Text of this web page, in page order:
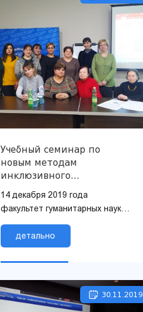
Учебный семинар по
новым методам
инклюзивного
преподавания и обучения
14 декабря 2019 года
факультет гуманитарных наук и
организовал обучающий
семинар по новым методам
инклюзивного преп...
детально
30.11.2019